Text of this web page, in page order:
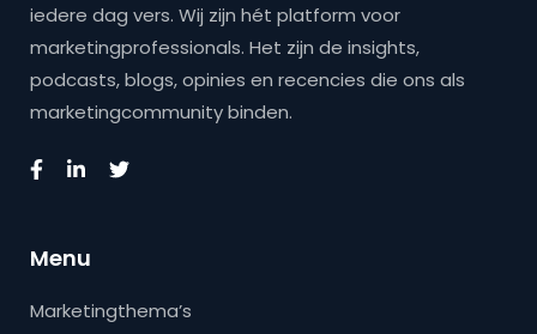
iedere dag vers. Wij zijn hét platform voor
marketingprofessionals. Het zijn de insights,
podcasts, blogs, opinies en recencies die ons als
marketingcommunity binden.
Menu
Marketingthema’s